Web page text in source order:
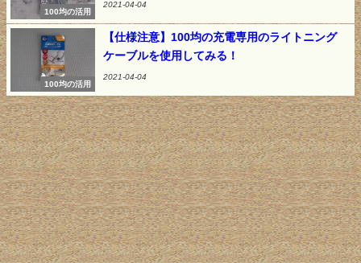
100均の活用
2021-04-04
100均の活用
【仕様注意】100均の充電専用のライトニング
ケーブルを使用してみる！
2021-04-04